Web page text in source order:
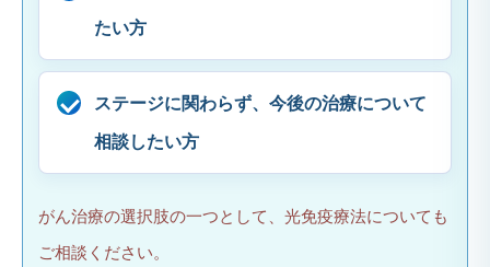
たい方
ステージに関わらず、今後の治療について
相談したい方
がん治療の選択肢の一つとして、光免疫療法についても
ご相談ください。